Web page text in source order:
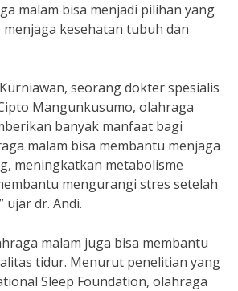
malam bisa menjadi pilihan yang
kesehatan tubuh dan
seorang dokter spesialis
Mangunkusumo, olahraga
banyak manfaat bagi
malam bisa membantu menjaga
meningkatkan metabolisme
mengurangi stres setelah
ujar dr. Andi.
malam juga bisa membantu
tidur. Menurut penelitian yang
Sleep Foundation, olahraga